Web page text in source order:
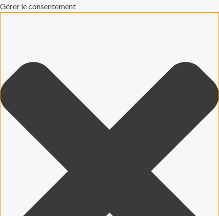
Gérer le consentement